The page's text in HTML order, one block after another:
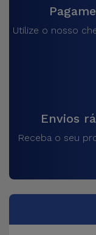
Utilize o nosso
Envios
Receba o seu